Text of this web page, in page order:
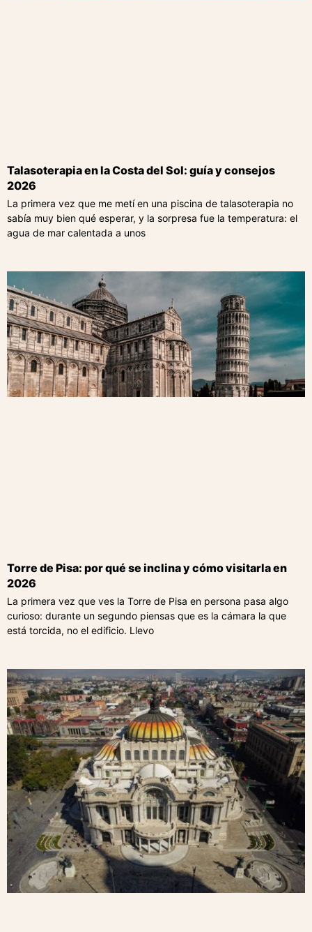
Talasoterapia en la Costa del Sol: guía y consejos
2026
La primera vez que me metí en una piscina de talasoterapia no
sabía muy bien qué esperar, y la sorpresa fue la temperatura: el
agua de mar calentada a unos
Torre de Pisa: por qué se inclina y cómo visitarla en
2026
La primera vez que ves la Torre de Pisa en persona pasa algo
curioso: durante un segundo piensas que es la cámara la que
está torcida, no el edificio. Llevo